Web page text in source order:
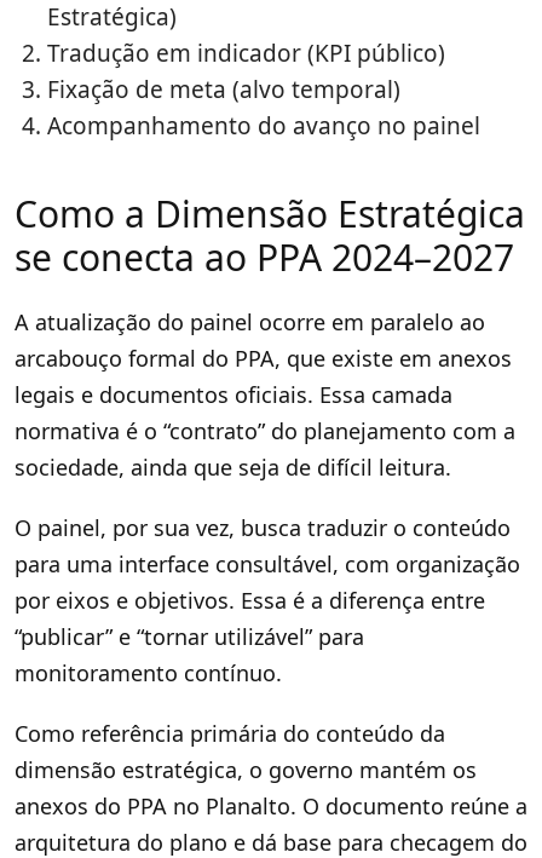
Estratégica)
Tradução em indicador (KPI público)
Fixação de meta (alvo temporal)
Acompanhamento do avanço no painel
Como a Dimensão Estratégica
se conecta ao PPA 2024–2027
A atualização do painel ocorre em paralelo ao
arcabouço formal do PPA, que existe em anexos
legais e documentos oficiais. Essa camada
normativa é o “contrato” do planejamento com a
sociedade, ainda que seja de difícil leitura.
O painel, por sua vez, busca traduzir o conteúdo
para uma interface consultável, com organização
por eixos e objetivos. Essa é a diferença entre
“publicar” e “tornar utilizável” para
monitoramento contínuo.
Como referência primária do conteúdo da
dimensão estratégica, o governo mantém os
anexos do PPA no Planalto. O documento reúne a
arquitetura do plano e dá base para checagem do